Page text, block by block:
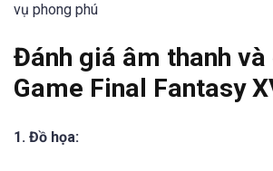
vụ phong phú
Đánh giá âm thanh và
Game Final Fantasy
1. Đồ họa: